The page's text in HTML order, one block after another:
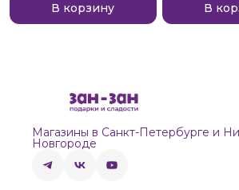
В корзину В
Магазины в Санкт-Петербурге и
Новгороде